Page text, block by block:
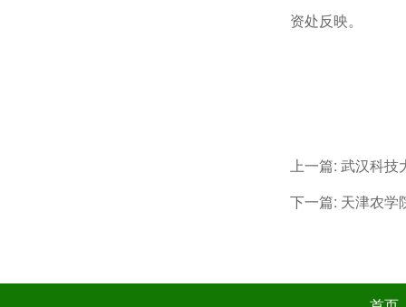
资处反映。
上一篇: 武汉科技
下一篇: 天津农学